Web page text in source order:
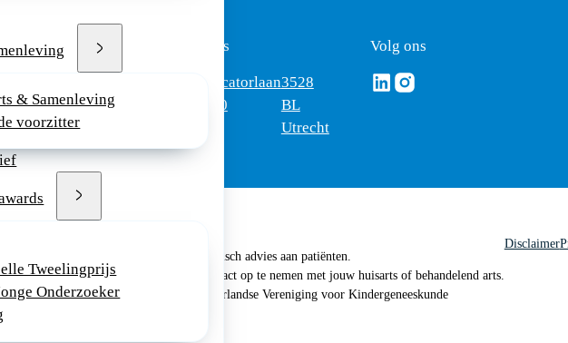
& Samenleving
voorzitter
Tweelingprijs
Onderzoeker
Bezoekadres
Mercatorlaan
1200
3528
BL
Utrecht
Volg ons
Volg ons via Linkedin
Volg ons via Instagram
De NVK geeft geen medisch advies aan patiënten.
Wij adviseren je om contact op te nemen met jouw huisarts of behandelend arts.
Copyright © 2026, Nederlandse Vereniging voor Kindergeneeskunde
Disclaimer